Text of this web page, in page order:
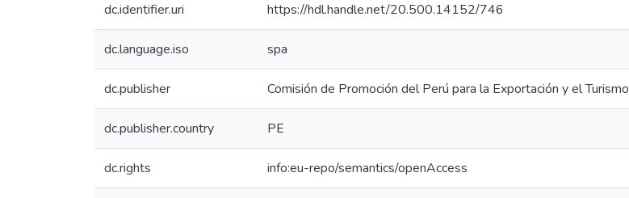
dc.identifier.uri https://hdl.handle.net/20.500.14152/746
dc.language.iso spa
dc.publisher Comisión de Promoción del Perú para la Exportación y el Turismo
dc.publisher.country PE
dc.rights info:eu-repo/semantics/openAccess